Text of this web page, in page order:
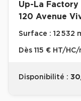
Up-La Factory
120 Avenue
Surface : 12 532
Dès 115 € HT/
Disponibilité :